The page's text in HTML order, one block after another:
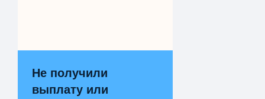
Не получили
выплату или